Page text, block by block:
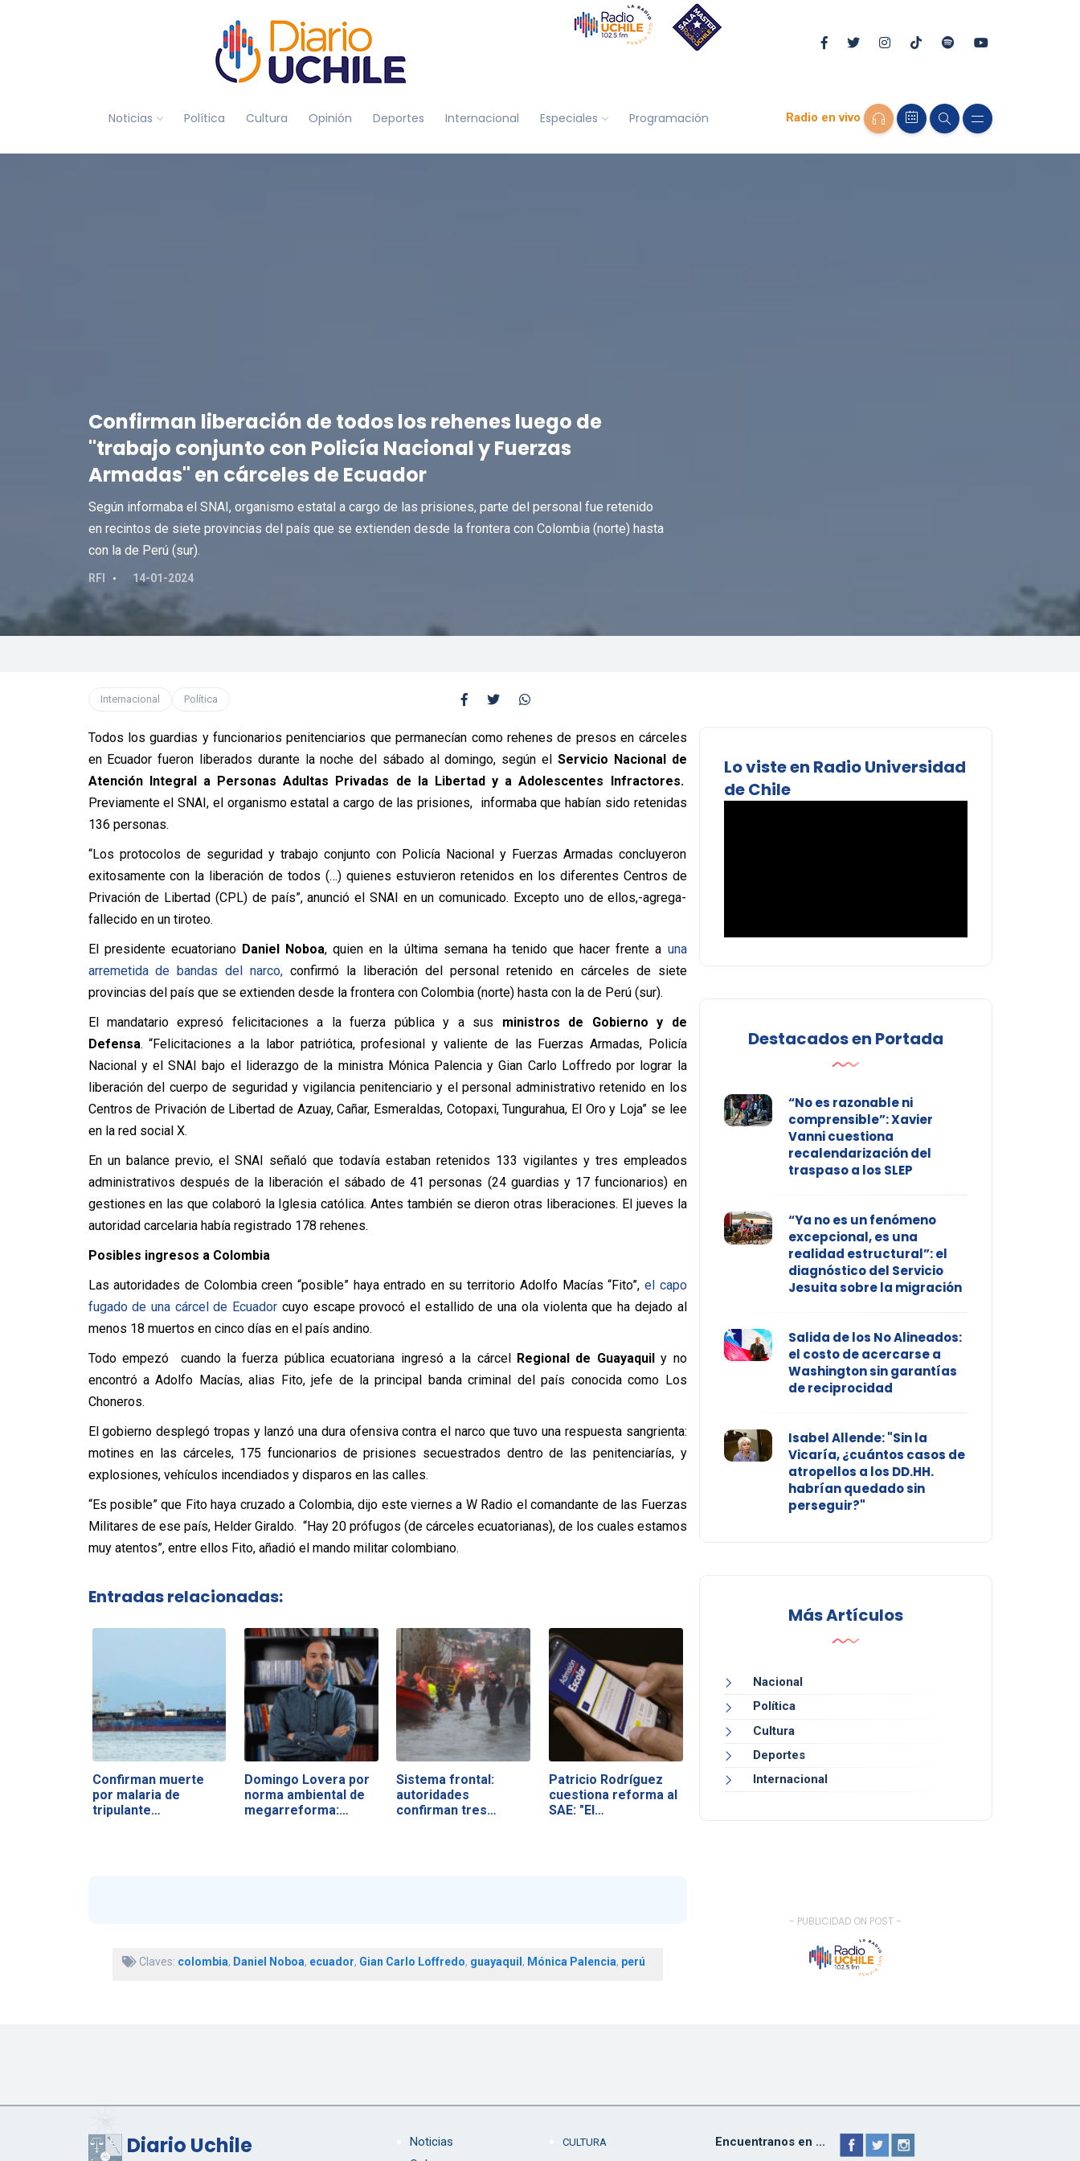
Noticias Política Cultura Opinión Deportes Internacional Especiales Programación Radio en vivo
Confirman liberación de todos los rehenes luego de
"trabajo conjunto con Policía Nacional y Fuerzas
Armadas" en cárceles de Ecuador
Según informaba el SNAI, organismo estatal a cargo de las prisiones, parte del personal fue retenido
en recintos de siete provincias del país que se extienden desde la frontera con Colombia (norte) hasta
con la de Perú (sur).
RFI 14-01-2024
Internacional Política
Todos los guardias y funcionarios penitenciarios que permanecían como rehenes de presos en cárceles
en Ecuador fueron liberados durante la noche del sábado al domingo, según el Servicio Nacional de
Atención Integral a Personas Adultas Privadas de la Libertad y a Adolescentes Infractores.
Previamente el SNAI, el organismo estatal a cargo de las prisiones, informaba que habían sido retenidas
136 personas.
“Los protocolos de seguridad y trabajo conjunto con Policía Nacional y Fuerzas Armadas concluyeron
exitosamente con la liberación de todos (…) quienes estuvieron retenidos en los diferentes Centros de
Privación de Libertad (CPL) de país”, anunció el SNAI en un comunicado. Excepto uno de ellos,-agrega-
fallecido en un tiroteo.
El presidente ecuatoriano Daniel Noboa, quien en la última semana ha tenido que hacer frente a una
arremetida de bandas del narco, confirmó la liberación del personal retenido en cárceles de siete
provincias del país que se extienden desde la frontera con Colombia (norte) hasta con la de Perú (sur).
El mandatario expresó felicitaciones a la fuerza pública y a sus ministros de Gobierno y de
Defensa.“Felicitaciones a la labor patriótica, profesional y valiente de las Fuerzas Armadas, Policía
Nacional y el SNAI bajo el liderazgo de la ministra Mónica Palenciay Gian Carlo Loffredo por lograr la
liberación del cuerpo de seguridad y vigilancia penitenciario y el personal administrativo retenido en los
Centros de Privación de Libertad de Azuay, Cañar, Esmeraldas, Cotopaxi, Tungurahua, El Oro y Loja” se lee
en la red social X.
En un balance previo, el SNAI señaló que todavía estaban retenidos 133 vigilantes y tres empleados
administrativos después de la liberación el sábado de 41 personas (24 guardias y 17 funcionarios) en
gestiones en las que colaboró la Iglesia católica. Antes también se dieron otras liberaciones. El jueves la
autoridad carcelaria había registrado 178 rehenes.
Posibles ingresos a Colombia
Las autoridades de Colombia creen “posible” haya entrado en su territorio Adolfo Macías “Fito”, el capo
fugado de una cárcel de Ecuador cuyo escape provocó el estallido de una ola violenta que ha dejado al
menos 18 muertos en cinco días en el país andino.
Todo empezó cuando la fuerza pública ecuatoriana ingresó a la cárcel Regional de Guayaquily no
encontró a Adolfo Macías, alias Fito, jefe de la principal banda criminal del país conocida como Los
Choneros.
El gobierno desplegó tropas y lanzó una dura ofensiva contra el narco que tuvo una respuesta sangrienta:
motines en las cárceles, 175 funcionarios de prisiones secuestrados dentro de las penitenciarías, y
explosiones, vehículos incendiados y disparos en las calles.
“Es posible” que Fito haya cruzado a Colombia, dijo este viernes a W Radio el comandante de las Fuerzas
Militares de ese país, Helder Giraldo. “Hay 20 prófugos (de cárceles ecuatorianas), de los cuales estamos
muy atentos”, entre ellos Fito, añadió el mando militar colombiano.
Entradas relacionadas:
Confirman muerte
por malaria de
tripulante…
Domingo Lovera por
norma ambiental de
megarreforma:…
Sistema frontal:
autoridades
confirman tres…
Patricio Rodríguez
cuestiona reforma al
SAE: "El…
Claves: colombia, Daniel Noboa, ecuador, Gian Carlo Loffredo, guayaquil , Mónica Palencia, perú
Lo viste en Radio Universidad
de Chile
Destacados en Portada
“No es razonable ni
comprensible”: Xavier
Vanni cuestiona
recalendarización del
traspaso a los SLEP
“Ya no es un fenómeno
excepcional, es una
realidad estructural”: el
diagnóstico del Servicio
Jesuita sobre la migración
Salida de los No Alineados:
el costo de acercarse a
Washington sin garantías
de reciprocidad
Isabel Allende: "Sin la
Vicaría, ¿cuántos casos de
atropellos a los DD.HH.
habrían quedado sin
perseguir?"
Más Artículos
Nacional
Política
Cultura
Deportes
Internacional
- PUBLICIDAD ON POST -
Diario Uchile
Noticias
CULTURA
Encuentranos en ...